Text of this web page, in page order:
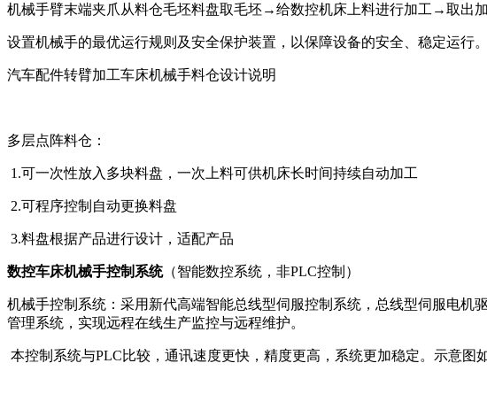
机械手臂末端夹爪从料仓毛坯料盘取毛坯→给数控机床上料进行加工→取出
设置机械手的最优运行规则及安全保护装置，以保障设备的安全、稳定运行。
汽车配件转臂加工车床机械手料仓设计说明
多层点阵料仓：
1.可一次性放入多块料盘，一次上料可供机床长时间持续自动加工
2.可程序控制自动更换料盘
3.料盘根据产品进行设计，适配产品
数控车床机械手控制系统（智能数控系统，非PLC控制）
机械手控制系统：采用新代高端智能总线型伺服控制系统，总线型伺服电
管理系统，实现远程在线生产监控与远程维护。
本控制系统与PLC比较，通讯速度更快，精度更高，系统更加稳定。示意图